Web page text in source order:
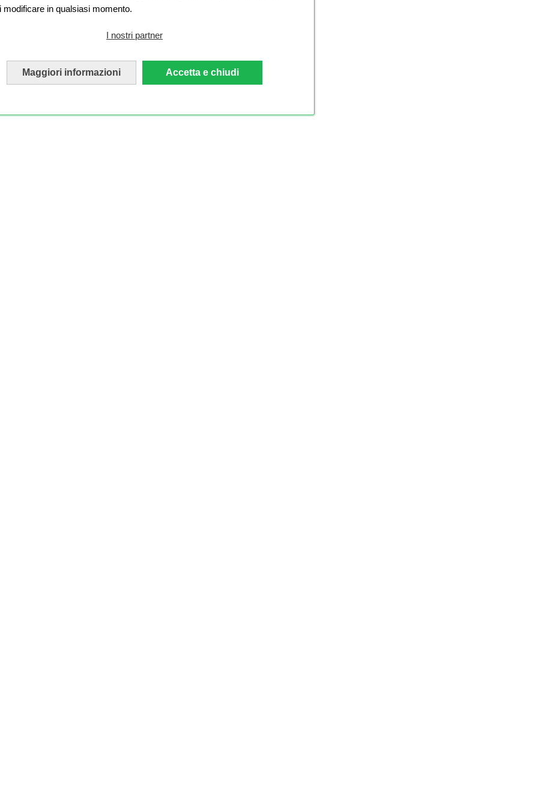
modificare in qualsiasi momento.
I nostri partner
Maggiori informazioni Accetta e chiudi